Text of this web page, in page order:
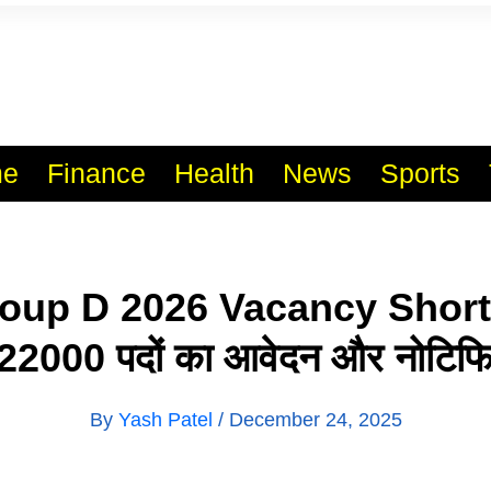
Finance Health News Sports
D 2026 Vacancy
पदों का आवेदन और
By Yash Patel / December 24, 2025